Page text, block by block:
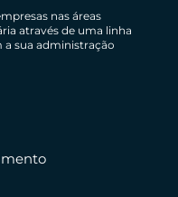
nas áreas
através de uma linha
sua administração